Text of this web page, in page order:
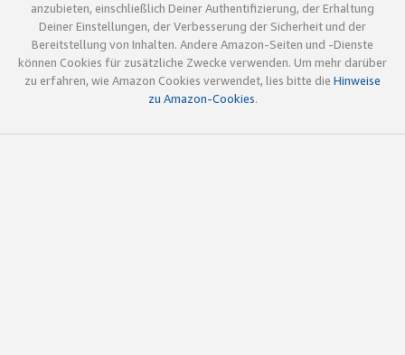
anzubieten, einschließlich Deiner Authentifizierung, der Erhaltung
Deiner Einstellungen, der Verbesserung der Sicherheit und der
Bereitstellung von Inhalten. Andere Amazon-Seiten und -Dienste
können Cookies für zusätzliche Zwecke verwenden. Um mehr darüber
zu erfahren, wie Amazon Cookies verwendet, lies bitte die Hinweise
zu Amazon-Cookies.